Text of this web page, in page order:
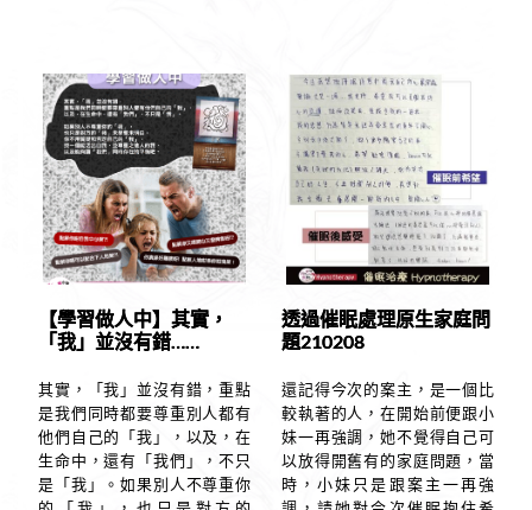
【學習做人中】其實，
「我」並沒有錯……
其實，「我」並沒有錯，重點
是我們同時都要尊重別人都有
他們自己的「我」，以及，在
生命中，還有「我們」，不只
是「我」。如果別人不尊重你
透過催眠處理原生家庭問
題210208
還記得今次的案主，是一個比
較執著的人，在開始前便跟小
妹一再強調，她不覺得自己可
以放得開舊有的家庭問題，當
時，小妹只是跟案主一再強